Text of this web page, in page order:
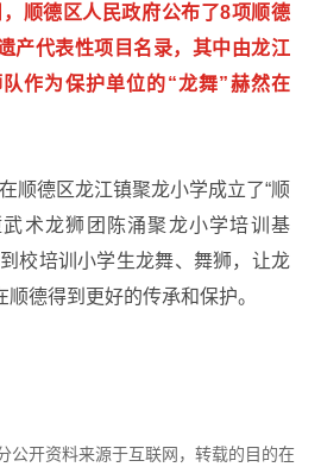
顺德区人民政府公布了8项顺德
产代表性项目名录，其中由龙江
作为保护单位的“龙舞”赫然在
顺德区龙江镇聚龙小学成立了“顺
术龙狮团陈涌聚龙小学培训基
校培训小学生龙舞、舞狮，让龙
德得到更好的传承和保护。
公开资料来源于互联网，转载的目的在